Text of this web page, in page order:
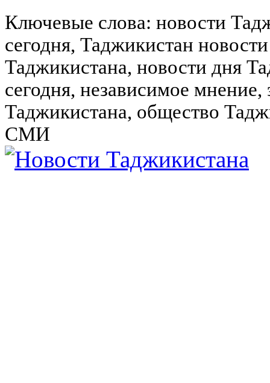
Ключевые слова: новости
сегодня, Таджикистан
Таджикистана, новости дня
сегодня, независимое
Таджикистана, общество
СМИ